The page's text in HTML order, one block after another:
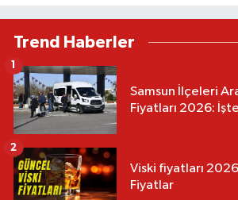
Trend Haberler
Samsun İlçeleri
Fiyatları 2026:
1
Viski fiyatları
Fiyatlar
2